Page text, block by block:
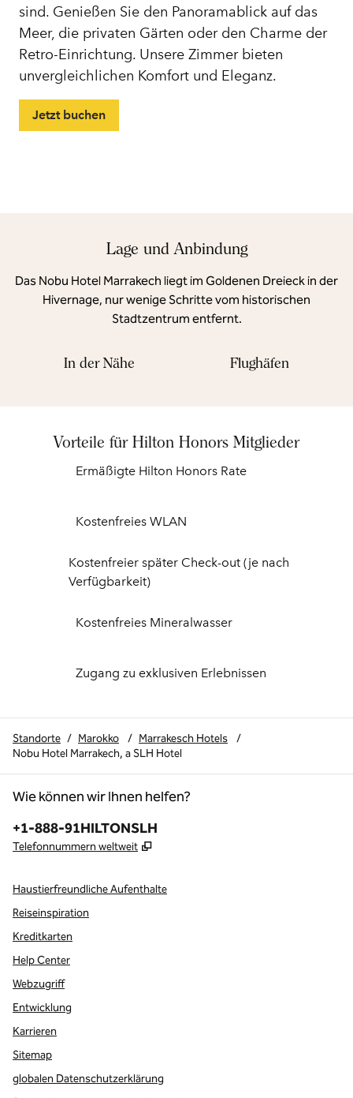
sind. Genießen Sie den Panoramablick auf das
Meer, die privaten Gärten oder den Charme der
Retro-Einrichtung. Unsere Zimmer bieten
unvergleichlichen Komfort und Eleganz.
Jetzt buchen
Lage und Anbindung
Das Nobu Hotel Marrakech liegt im Goldenen Dreieck in der
Hivernage, nur wenige Schritte vom historischen
Stadtzentrum entfernt.
In der Nähe Flughäfen
Vorteile für Hilton Honors Mitglieder
Ermäßigte Hilton Honors Rate
Kostenfreies WLAN
Kostenfreier später Check-out (je nach
Verfügbarkeit)
Kostenfreies Mineralwasser
Zugang zu exklusiven Erlebnissen
Standorte / Marokko / Marrakesch Hotels
/
Nobu Hotel Marrakech, a SLH Hotel
Wie können wir Ihnen helfen?
Telefon:
+1-888-91HILTONSLH
Telefonnummern weltweit ,
Haustierfreundliche Aufenthalte
Reiseinspiration
Kreditkarten
Help Center
Webzugriff
Entwicklung
Karrieren
Sitemap
globalen Datenschutzerklärung